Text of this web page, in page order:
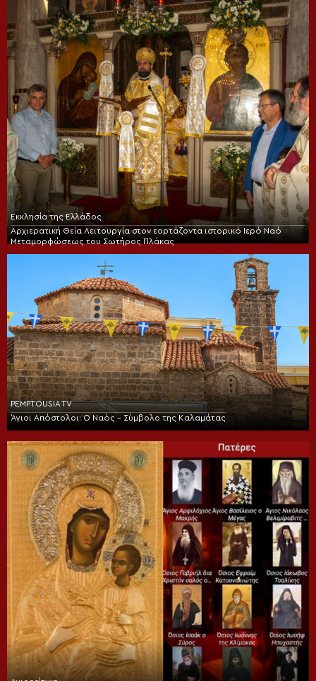
Εκκλησία της Ελλάδος
Αρχιερατική Θεία Λειτουργία στον εορτάζοντα ιστορικό Ιερό Ναό
Μεταμορφώσεως του Σωτήρος Πλάκας
PEMPTOUSIA TV
Άγιοι Απόστολοι: Ο Ναός – Σύμβολο της Καλαμάτας